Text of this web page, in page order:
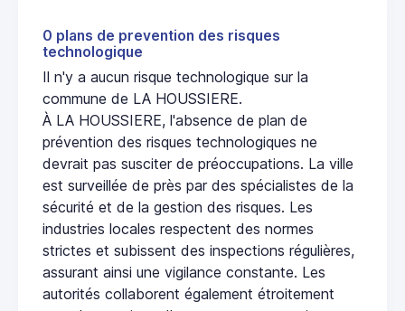
0 plans de prevention des risques
technologique
Il n'y a aucun risque technologique sur la
commune de LA HOUSSIERE.
À LA HOUSSIERE, l'absence de plan de
prévention des risques technologiques ne
devrait pas susciter de préoccupations. La ville
est surveillée de près par des spécialistes de la
sécurité et de la gestion des risques. Les
industries locales respectent des normes
strictes et subissent des inspections régulières,
assurant ainsi une vigilance constante. Les
autorités collaborent également étroitement